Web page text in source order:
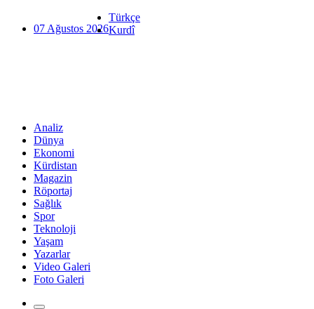
07 Ağustos 2026
Türkçe
Kurdî
Analiz
Dünya
Ekonomi
Kürdistan
Magazin
Röportaj
Sağlık
Spor
Teknoloji
Yaşam
Yazarlar
Video Galeri
Foto Galeri